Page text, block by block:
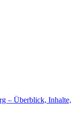
– Überblick, Inhalte,